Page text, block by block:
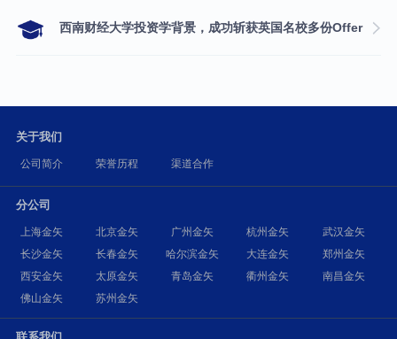
西南财经大学投资学背景，成功斩获英国名校多份Offer
关于我们
公司简介 荣誉历程 渠道合作
分公司
上海金矢 北京金矢 广州金矢 杭州金矢
武汉金矢
长沙金矢
长春金矢 哈尔滨金矢 大连金矢
郑州金矢
西安金矢
太原金矢 青岛金矢 衢州金矢
南昌金矢
佛山金矢
苏州金矢